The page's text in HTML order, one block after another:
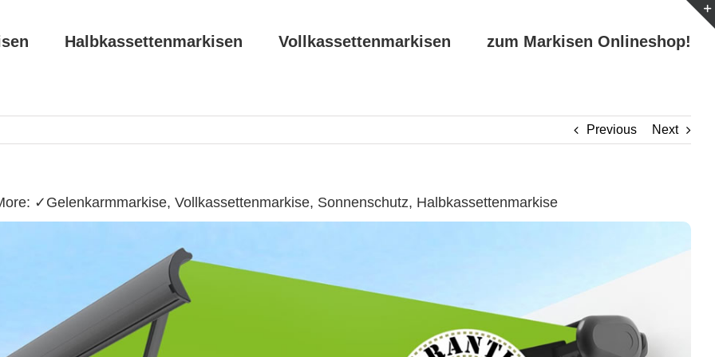
Halbkassettenmarkisen Vollkassettenmarkisen zum Markisen Onlineshop!
Previous Next
✓Gelenkarmmarkise, Vollkassettenmarkise, Sonnenschutz, Halbkassettenmarkise